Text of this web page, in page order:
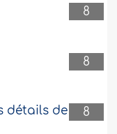
8
8
8
détails de